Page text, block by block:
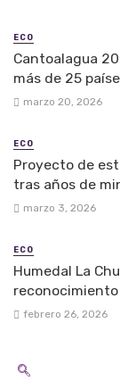
ECO
Cantoalagua
más de 25
marzo 20, 2026
ECO
Proyecto de
tras años de
marzo 3, 2026
ECO
Humedal La
febrero 26, 2026